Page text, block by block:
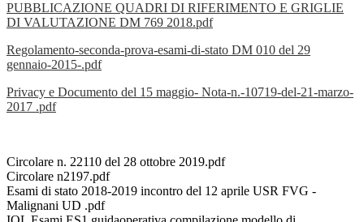
PUBBLICAZIONE QUADRI DI RIFERIMENTO E GRIGLIE
DI VALUTAZIONE DM 769 2018.pdf
Regolamento-seconda-prova-esami-di-stato DM 010 del 29
gennaio-2015-.pdf
Privacy e Documento del 15 maggio- Nota-n.-10719-del-21-marzo-
2017 .pdf
Circolare n. 22110 del 28 ottobre 2019.pdf
Circolare n2197.pdf
Esami di stato 2018-2019 incontro del 12 aprile USR FVG -
Malignani UD .pdf